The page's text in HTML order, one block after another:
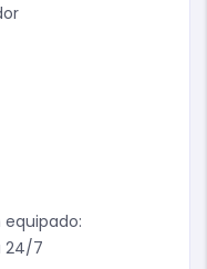
24/7